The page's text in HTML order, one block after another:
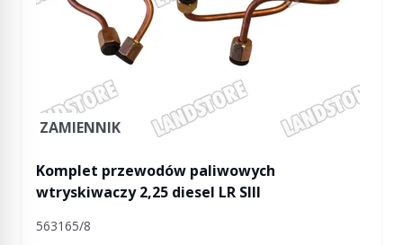
ZAMIENNIK
Komplet przewodów paliwowych
wtryskiwaczy 2,25 diesel LR SIII
563165/8